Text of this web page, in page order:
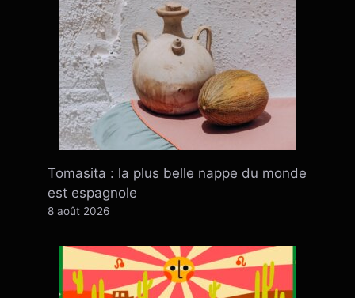
Tomasita : la plus belle nappe du monde
est espagnole
8 août 2026